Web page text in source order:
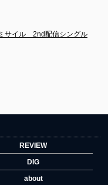
サイル　2nd配信シングル
REVIEW
DIG
about